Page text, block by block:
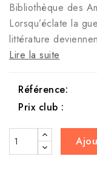
Bibliothèque des
Lorsqu’éclate la
littérature
Lire la suite
Référence:
Prix club :